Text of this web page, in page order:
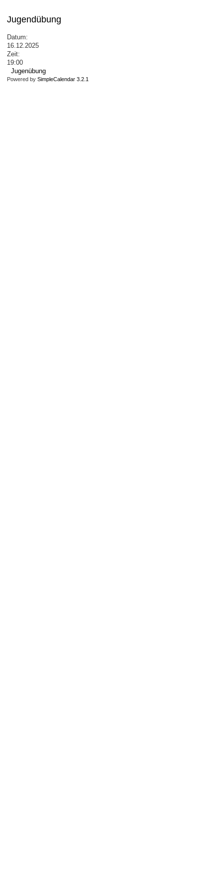
Jugendübung
Datum:
16.12.2025
Zeit:
19:00
Jugenübung
Powered by SimpleCalendar 3.2.1